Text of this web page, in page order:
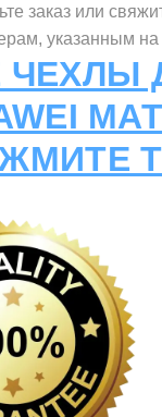
заказ или
указанным на
ЧЕХЛЫ